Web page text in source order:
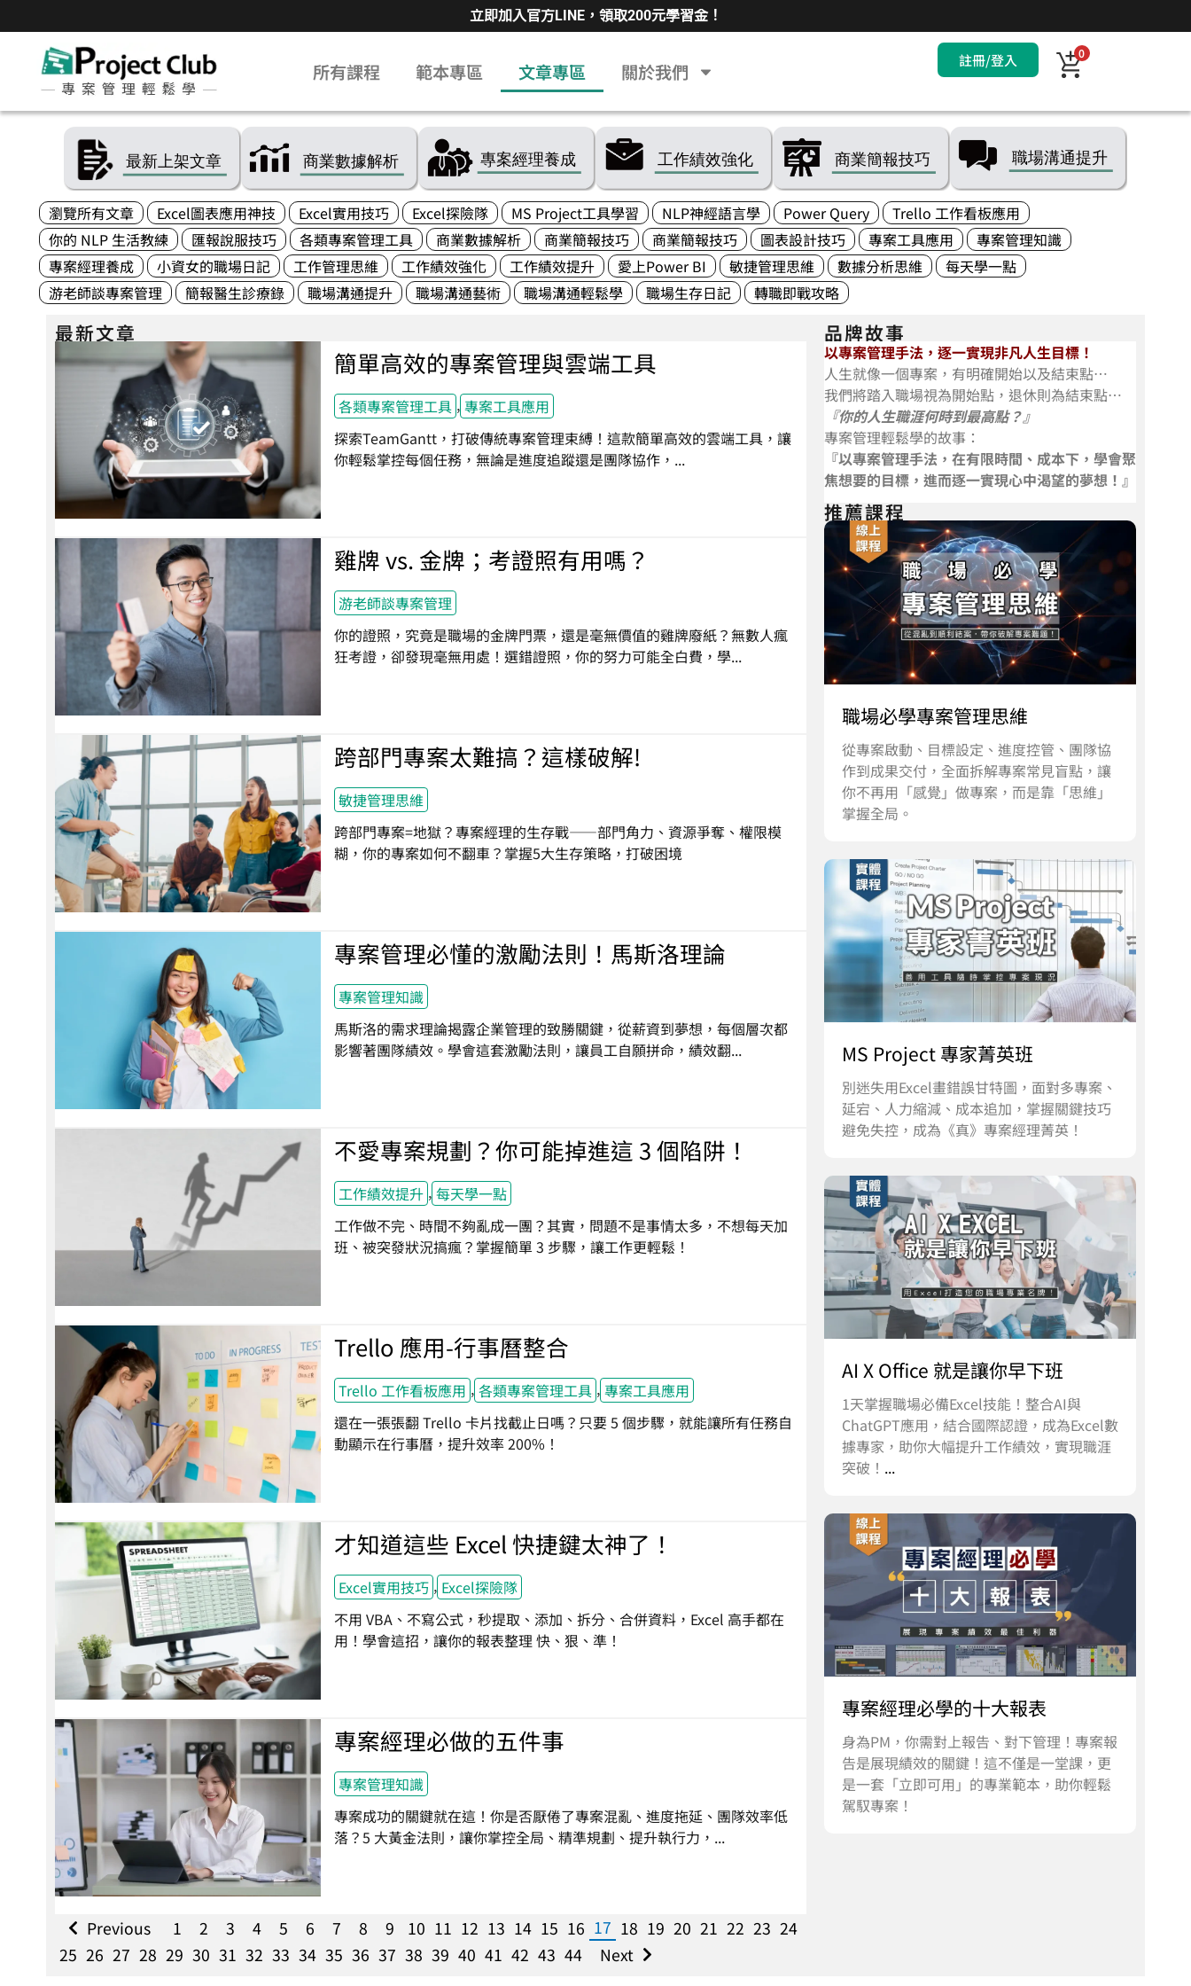
立即加入官方LINE，領取200元學習金！
所有課程 範本專區 文章專區 關於我們 註冊/登入 0
瀏覽所有文章 Excel圖表應用神技 Excel實用技巧 Excel探險隊 MS Project工具學習 NLP神經語言學 Power Query
Trello 工作看板應用
你的 NLP 生活教練
匯報說服技巧 各類專案管理工具 商業數據解析 商業簡報技巧 商業簡報技巧 圖表設計技巧 專案工具應用
專案管理知識
專案經理養成
小資女的職場日記 工作管理思維 工作績效強化 工作績效提升 愛上Power BI 敏捷管理思維 數據分析思維
每天學一點
游老師談專案管理
簡報醫生診療錄 職場溝通提升 職場溝通藝術 職場溝通輕鬆學 職場生存日記 轉職即戰攻略
最新文章
簡單高效的專案管理與雲端工具
各類專案管理工具 , 專案工具應用
探索TeamGantt，打破傳統專案管理束縛！這款簡單高效的雲端工具，讓
你輕鬆掌控每個任務，無論是進度追蹤還是團隊協作，...
雞牌 vs. 金牌；考證照有用嗎？
游老師談專案管理
你的證照，究竟是職場的金牌門票，還是毫無價值的雞牌廢紙？無數人瘋
狂考證，卻發現毫無用處！選錯證照，你的努力可能全白費，學...
跨部門專案太難搞？這樣破解!
敏捷管理思維
跨部門專案=地獄？專案經理的生存戰——部門角力、資源爭奪、權限模
糊，你的專案如何不翻車？掌握5大生存策略，打破困境
專案管理必懂的激勵法則！馬斯洛理論
專案管理知識
馬斯洛的需求理論揭露企業管理的致勝關鍵，從薪資到夢想，每個層次都
影響著團隊績效。學會這套激勵法則，讓員工自願拼命，績效翻...
不愛專案規劃？你可能掉進這 3 個陷阱！
工作績效提升 , 每天學一點
工作做不完、時間不夠亂成一團？其實，問題不是事情太多，不想每天加
班、被突發狀況搞瘋？掌握簡單 3 步驟，讓工作更輕鬆！
Trello 應用-行事曆整合
Trello 工作看板應用 , 各類專案管理工具 , 專案工具應用
還在一張張翻 Trello 卡片找截止日嗎？只要 5 個步驟，就能讓所有任務自
動顯示在行事曆，提升效率 200%！
才知道這些 Excel 快捷鍵太神了！
Excel實用技巧 , Excel探險隊
不用 VBA、不寫公式，秒提取、添加、拆分、合併資料，Excel 高手都在
用！學會這招，讓你的報表整理 快、狠、準！
專案經理必做的五件事
專案管理知識
專案成功的關鍵就在這！你是否厭倦了專案混亂、進度拖延、團隊效率低
落？5 大黃金法則，讓你掌控全局、精準規劃、提升執行力，...
Previous 1 2 3 4 5 6 7 8 9 10 11 12 13 14 15 16 17 18 19 20 21 22 23 24
25 26 27 28 29 30 31 32 33 34 35 36 37 38 39 40 41 42 43 44 Next
品牌故事
以專案管理手法，逐一實現非凡人生目標！
人生就像一個專案，有明確開始以及結束點…
我們將踏入職場視為開始點，退休則為結束點…
『你的人生職涯何時到最高點？』
專案管理輕鬆學的故事：
『以專案管理手法，在有限時間、成本下，學會聚
焦想要的目標，進而逐一實現心中渴望的夢想！』
推薦課程
職場必學專案管理思維
從專案啟動、目標設定、進度控管、團隊協
作到成果交付，全面拆解專案常見盲點，讓
你不再用「感覺」做專案，而是靠「思維」
掌握全局。
MS Project 專家菁英班
別迷失用Excel畫錯誤甘特圖，面對多專案、
延宕、人力縮減、成本追加，掌握關鍵技巧
避免失控，成為《真》專案經理菁英！
AI X Office 就是讓你早下班
1天掌握職場必備Excel技能！整合AI與
ChatGPT應用，結合國際認證，成為Excel數
據專家，助你大幅提升工作績效，實現職涯
突破！ ...
專案經理必學的十大報表
身為PM，你需對上報告、對下管理！專案報
告是展現績效的關鍵！這不僅是一堂課，更
是一套「立即可用」的專業範本，助你輕鬆
駕馭專案！